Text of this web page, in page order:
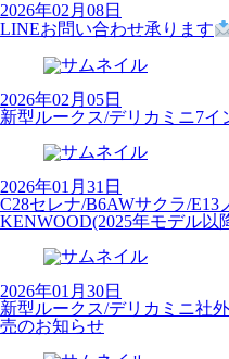
2026年02月08日
LINEお問い合わせ承ります
2026年02月05日
新型ルークス/デリカミニ7
2026年01月31日
C28セレナ/B6AWサクラ/E13
KENWOOD(2025年モデル以
2026年01月30日
新型ルークス/デリカミニ社
売のお知らせ